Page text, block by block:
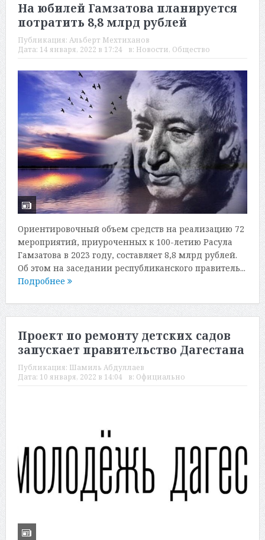
На юбилей Гамзатова планируется
потратить 8,8 млрд рублей
Публикация: Альберт Мехтиханов
Дата: 14 января, 2022 в 17:24 в: Новости, Общество
Ориентировочный объем средств на реализацию 72
мероприятий, приуроченных к 100-летию Расула
Гамзатова в 2023 году, составляет 8,8 млрд рублей.
Об этом на заседании республиканского правитель...
Подробнее
Проект по ремонту детских садов
запускает правительство Дагестана
Публикация: Шамиль Абдуллаев
Дата: 10 января, 2022 в 14:04 в: Официально